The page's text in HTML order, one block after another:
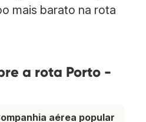
mais barato na rota
a rota Porto -
aérea popular